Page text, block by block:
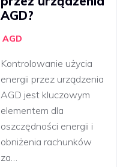
AGD?
AGD
Kontrolowanie użycia
energii przez urządzenia
AGD jest kluczowym
elementem dla
oszczędności energii i
obniżenia rachunków
za…